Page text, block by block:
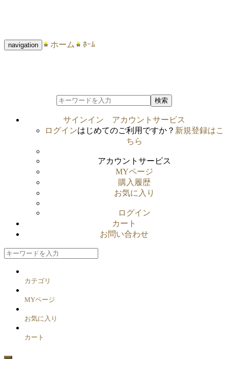
navigation ホーム ﾎｰﾑ
検索
サインイン
アカウントサービス
ログインはじめてのご利用ですか？ 新規登録はこ
ちら
アカウントサービス
MYページ
購入履歴
お気に入り
ログイン
カート
お問い合わせ
カテゴリ
MYページ
お気に入り
カート